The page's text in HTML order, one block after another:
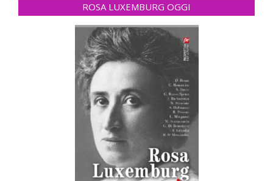
ROSA LUXEMBURG OGGI